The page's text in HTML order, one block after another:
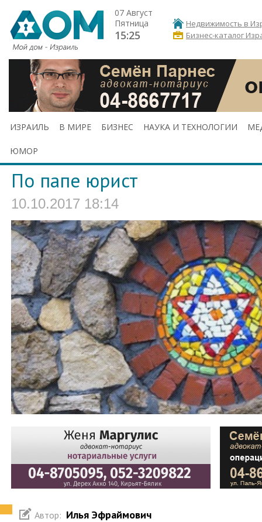
07 Август
Пятница
15:25
Недвижимость в
Бизнес-каталог
ИЗРАИЛЬ В МИРЕ БИЗНЕС НАУКА И ТЕХНОЛОГИИ
ЮМОР
По папе юрист
10.10.2017 18:14
Автор: Илья Эфраймович